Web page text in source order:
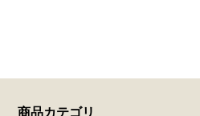
商品カテゴリ